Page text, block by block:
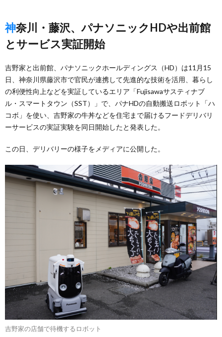
神奈川・藤沢、パナソニックHDや出前館
とサービス実証開始
吉野家と出前館、パナソニックホールディングス（HD）は11月15
日、神奈川県藤沢市で官民が連携して先進的な技術を活用、暮らし
の利便性向上などを実証しているエリア「Fujisawaサスティナブ
ル・スマートタウン（SST）」で、パナHDの自動搬送ロボット「ハ
コボ」を使い、吉野家の牛丼などを住宅まで届けるフードデリバリ
ーサービスの実証実験を同日開始したと発表した。
この日、デリバリーの様子をメディアに公開した。
吉野家の店舗で待機するロボット